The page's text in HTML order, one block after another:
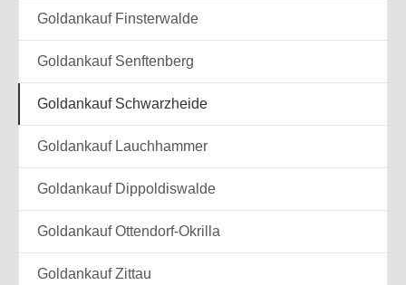
Goldankauf Finsterwalde
Goldankauf Senftenberg
Goldankauf Schwarzheide
Goldankauf Lauchhammer
Goldankauf Dippoldiswalde
Goldankauf Ottendorf-Okrilla
Goldankauf Zittau